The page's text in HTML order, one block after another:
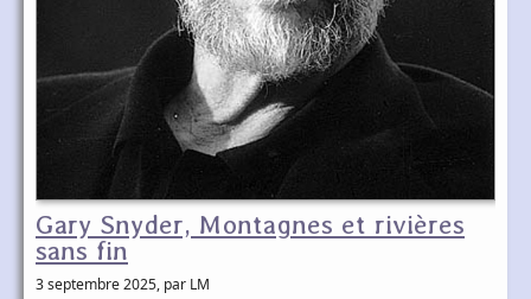
Gary Snyder, Montagnes et rivières
sans fin
3 septembre 2025, par LM